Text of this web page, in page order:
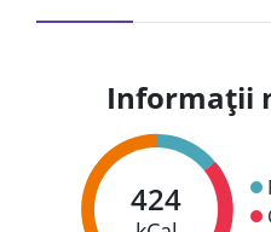
Informații
424